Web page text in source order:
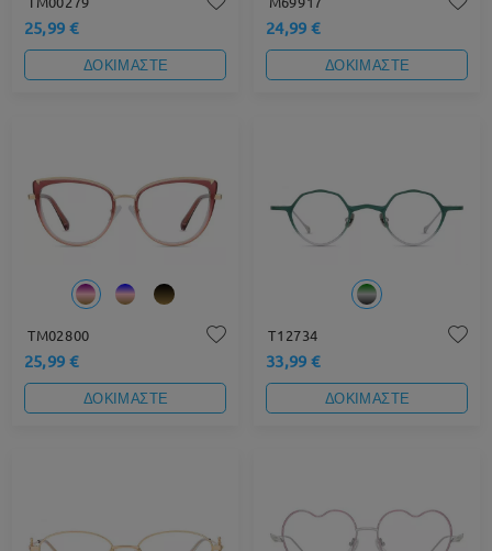
25,99 €
ΔΟΚΙΜΑΣΤΕ
24,99 €
ΔΟΚΙΜΑΣΤΕ
TM02800
25,99 €
ΔΟΚΙΜΑΣΤΕ
T12734
33,99 €
ΔΟΚΙΜΑΣΤΕ